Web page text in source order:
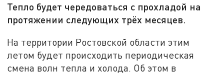
Тепло будет чередоваться с прохладой на
протяжении следующих трёх месяцев.
На территории Ростовской области этим
летом будет происходить периодическая
смена волн тепла и холода. Об этом в